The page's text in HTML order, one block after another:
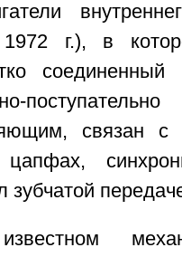
1972 г.), в
связан с